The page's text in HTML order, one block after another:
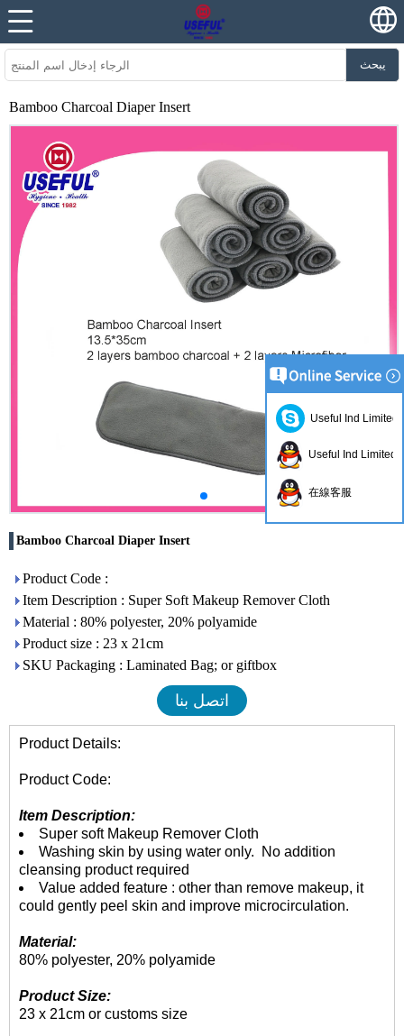
يبحث
Bamboo Charcoal Diaper Insert
Bamboo Charcoal Diaper Insert
Product Code :
Item Description : Super Soft Makeup Remover Cloth
Material : 80% polyester, 20% polyamide
Product size : 23 x 21cm
SKU Packaging : Laminated Bag; or giftbox
اتصل بنا
Product Details:
Product Code:
Item Description:
Super soft Makeup Remover Cloth
Washing skin by using water only. No addition
cleansing product required
Value added feature : other than remove makeup, it
could gently peel skin and improve microcirculation.
Material:
80% polyester, 20% polyamide
Product Size:
23 x 21cm or customs size
Useful Ind Limited
Useful Ind Limited
在線客服